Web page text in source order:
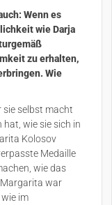
Wenn es
wie Darja
zu erhalten,
Wie
sie selbst macht
hat, wie sie sich in
Kolosov
Medaille
wie das
war
im